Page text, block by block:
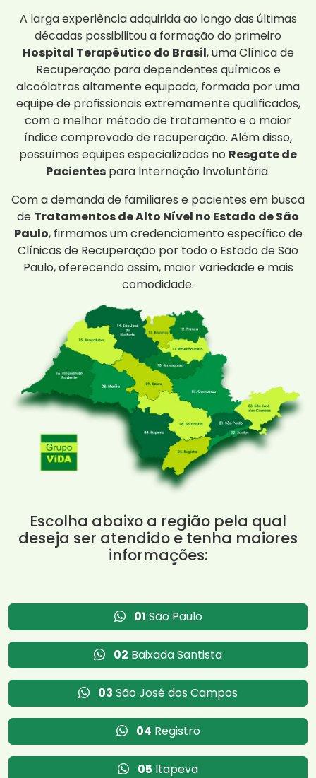
A larga experiência adquirida ao longo das últimas
décadas possibilitou a formação do primeiro
Hospital Terapêutico do Brasil, uma Clínica de
Recuperação para dependentes químicos e
alcoólatras altamente equipada, formada por uma
equipe de profissionais extremamente qualificados,
com o melhor método de tratamento e o maior
índice comprovado de recuperação. Além disso,
possuímos equipes especializadas no Resgate de
Pacientes para Internação Involuntária.
Com a demanda de familiares e pacientes em busca
de Tratamentos de Alto Nível no Estado de São
Paulo, firmamos um credenciamento específico de
Clínicas de Recuperação por todo o Estado de São
Paulo, oferecendo assim, maior variedade e mais
comodidade.
Escolha abaixo a região pela qual
deseja ser atendido e tenha maiores
informações:
01 São Paulo
02 Baixada Santista
03 São José dos Campos
04 Registro
05 Itapeva